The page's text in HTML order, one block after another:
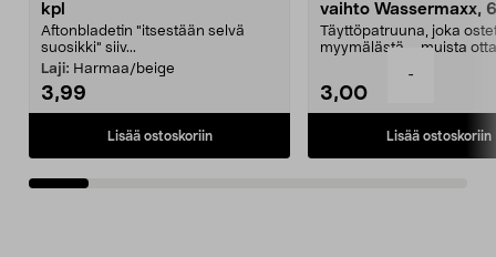
-
kpl
Aftonbladetin "itsestään selvä
suosikki" siiv...
Laji: Harmaa/beige
3,99
Lisää ostoskoriin
vaihto Wassermaxx,
Täyttöpatruuna, joka
myymälästä – muista
3,00
Lisää ostoskoriin